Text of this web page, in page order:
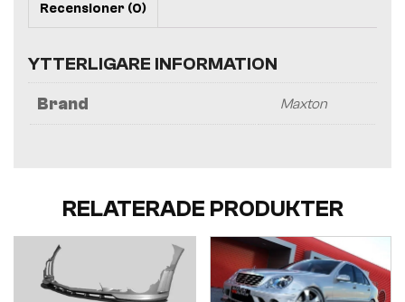
Recensioner (0)
YTTERLIGARE INFORMATION
Brand Maxton
RELATERADE PRODUKTER